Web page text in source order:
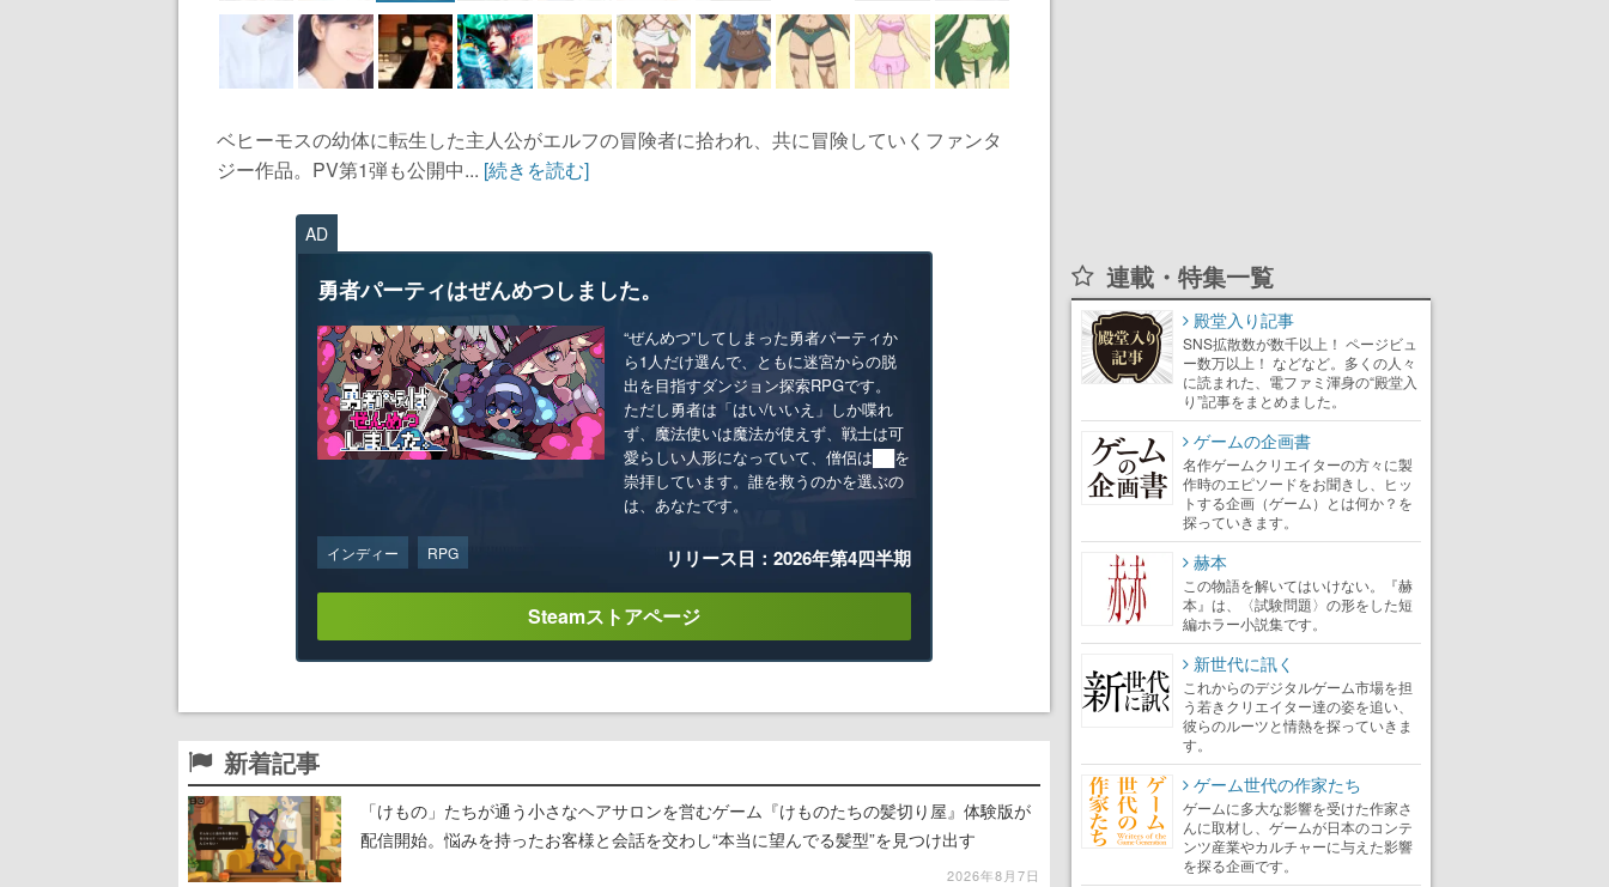
ベヒーモスの幼体に転生した主人公がエルフの冒険者に拾われ、共に冒険していくファンタ
ジー作品。PV第1弾も公開中... [続きを読む]
AD
勇者パーティはぜんめつしました。
“ぜんめつ”してしまった勇者パーティか
ら1人だけ選んで、ともに迷宮からの脱
出を目指すダンジョン探索RPGです。
ただし勇者は「はい/いいえ」しか喋れ
ず、魔法使いは魔法が使えず、戦士は可
愛らしい人形になっていて、僧侶は██を
崇拝しています。誰を救うのかを選ぶの
は、あなたです。
インディー RPG リリース日：2026年第4四半期
Steamストアページ
新着記事
「けもの」たちが通う小さなヘアサロンを営むゲーム『けものたちの髪切り屋』体験版が
配信開始。悩みを持ったお客様と会話を交わし“本当に望んでる髪型”を見つけ出す
2026年8月7日
連載・特集一覧
殿堂入り記事
SNS拡散数が数千以上！ ページビュ
ー数万以上！ などなど。多くの人々
に読まれた、電ファミ渾身の“殿堂入
り”記事をまとめました。
ゲームの企画書
名作ゲームクリエイターの方々に製
作時のエピソードをお聞きし、ヒッ
トする企画（ゲーム）とは何か？を
探っていきます。
赫本
この物語を解いてはいけない。『赫
本』は、〈試験問題〉の形をした短
編ホラー小説集です。
新世代に訊く
これからのデジタルゲーム市場を担
う若きクリエイター達の姿を追い、
彼らのルーツと情熱を探っていきま
す。
ゲーム世代の作家たち
ゲームに多大な影響を受けた作家さ
んに取材し、ゲームが日本のコンテ
ンツ産業やカルチャーに与えた影響
を探る企画です。